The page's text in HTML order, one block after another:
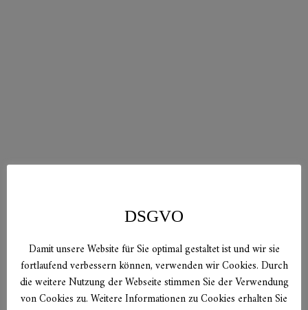
DSGVO
Damit unsere Website für Sie optimal gestaltet ist und wir sie
fortlaufend verbessern können, verwenden wir Cookies. Durch
die weitere Nutzung der Webseite stimmen Sie der Verwendung
von Cookies zu. Weitere Informationen zu Cookies erhalten Sie